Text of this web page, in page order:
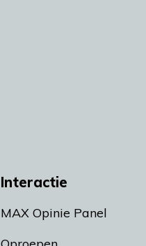
Interactie
MAX Opinie Panel